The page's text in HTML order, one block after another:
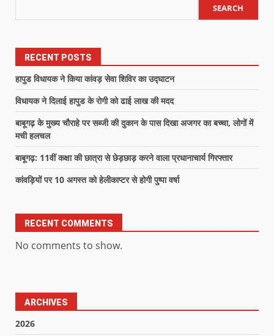
SEARCH
RECENT POSTS
हापुड विधायक ने किया कांवड़ सेवा शिविर का उद्घाटन
विधायक ने दिलाई हापुड के रोगी को ढाई लाख की मदद
बाबूगढ़ के मुख्य चौराहे पर सब्जी की दुकान के पास दिखा अजगर का बच्चा, लोगों में
मची हलचल
बाबूगढ़: 11वीं कक्षा की छात्रा से छेड़छाड़ करने वाला प्रधानाचार्य गिरफ्तार
कांवड़ियों पर 10 अगस्त को हेलीकाप्टर से होगी पुष्पा वर्षा
RECENT COMMENTS
No comments to show.
ARCHIVES
2026